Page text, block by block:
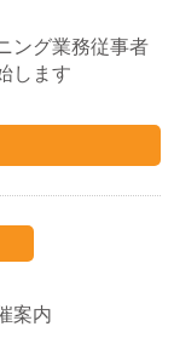
ング業務従事者
します
案内